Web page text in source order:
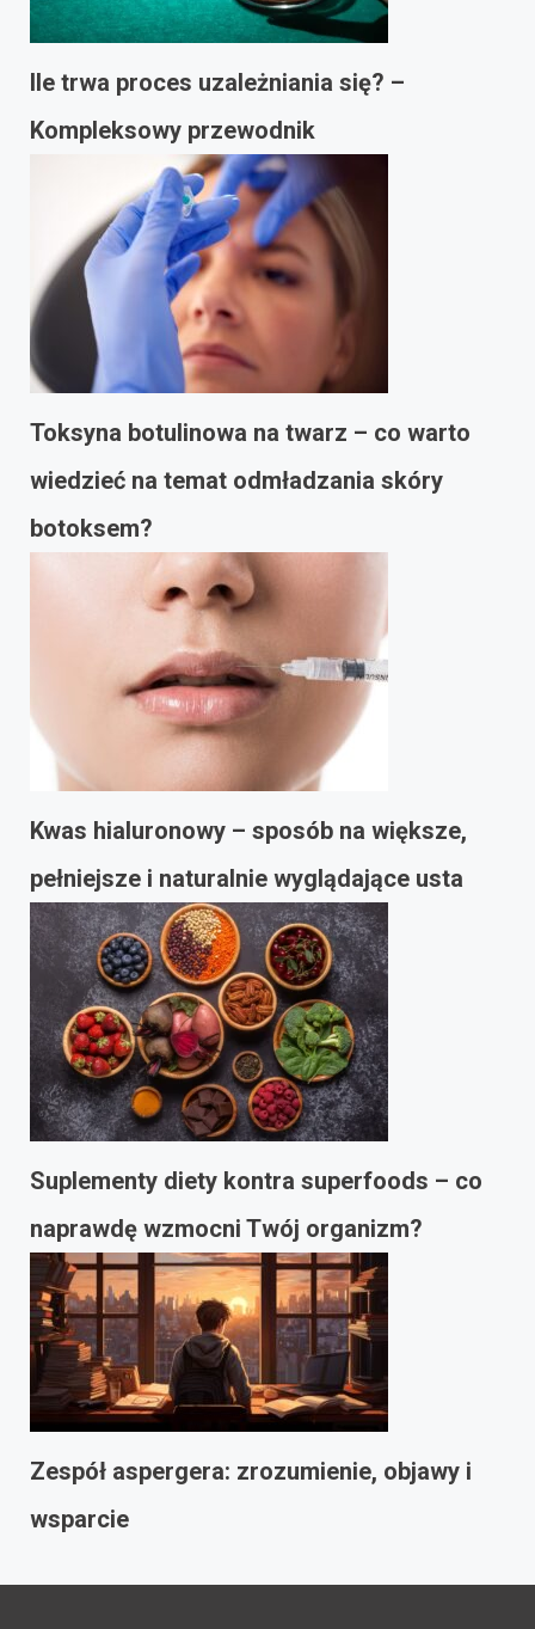
Ile trwa proces uzależniania się? –
Kompleksowy przewodnik
Toksyna botulinowa na twarz – co warto
wiedzieć na temat odmładzania skóry
botoksem?
Kwas hialuronowy – sposób na większe,
pełniejsze i naturalnie wyglądające usta
Suplementy diety kontra superfoods – co
naprawdę wzmocni Twój organizm?
Zespół aspergera: zrozumienie, objawy i
wsparcie